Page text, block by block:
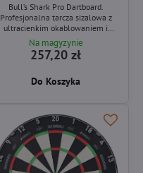
Bull’s Shark Pro Dartboard.
Profesjonalna tarcza sizalowa z
ultracienkim okablowaniem i
trwałą konstrukcją do użytku
domowego i komercyjnego.
Na magyzynie
257,20 zł
Do Koszyka